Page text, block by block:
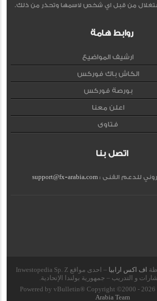
من قبل اي شخص لاسمها وتحذر من ذلك.
روابط هامة
ارشيف المواضيع
الكاش باك فوركس
بورصة فوركس
اعلن معنا
فتاوى
اتصل بنا
للدعم الفنى :support@fx-arabia.com
اف اكس ارابيا
– احدى مواقع Inwestopedia Sp. Z
Powered by vBulletin® Copyright ©2000 - 2026
Arabia Team